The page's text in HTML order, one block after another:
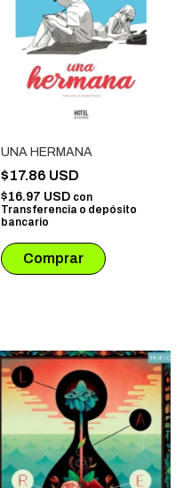
UNA HERMANA
$17.86 USD
$16.97 USD con
Transferencia o depósito
bancario